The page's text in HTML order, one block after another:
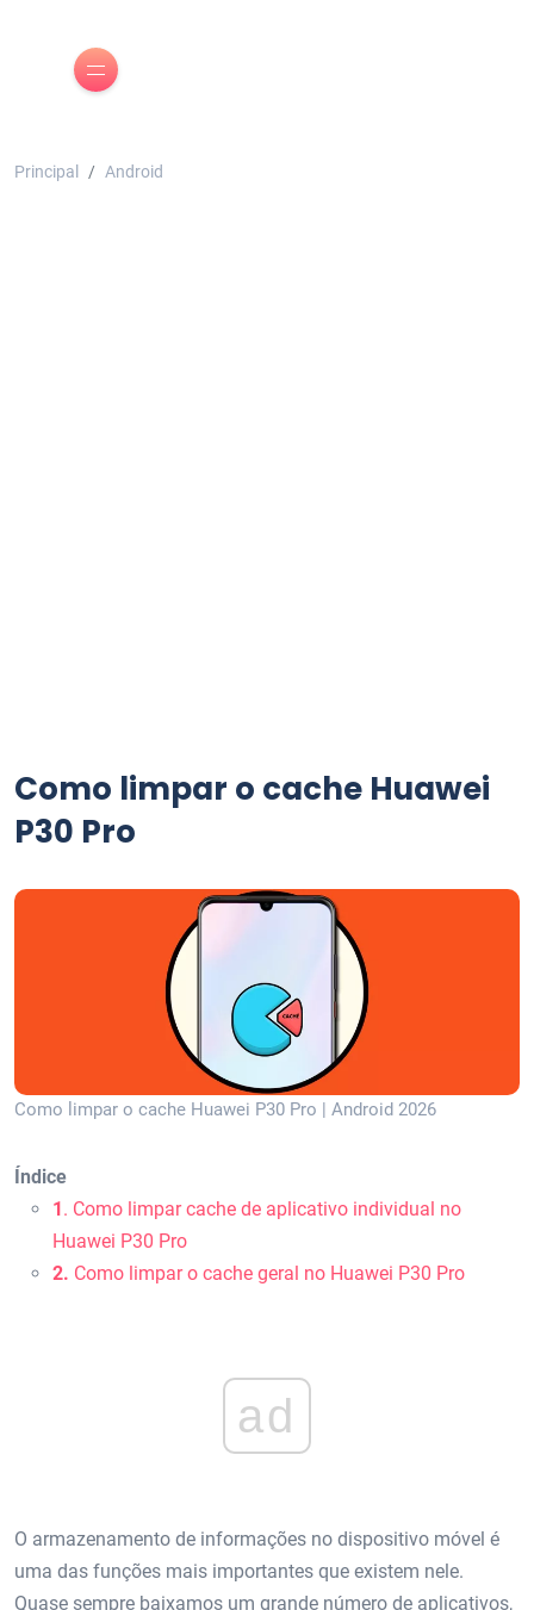
Principal Android
Como limpar o cache Huawei
P30 Pro
Como limpar o cache Huawei P30 Pro | Android 2026
Índice
1. Como limpar cache de aplicativo individual no
Huawei P30 Pro
2. Como limpar o cache geral no Huawei P30 Pro
ad
O armazenamento de informações no dispositivo móvel é
uma das funções mais importantes que existem nele.
Quase sempre baixamos um grande número de aplicativos,